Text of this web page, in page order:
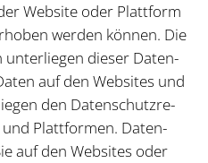
Web­site oder Platt­form
wer­den kön­nen. Die
un­ter­lie­gen die­ser Da­ten­
auf den Web­sites und
den Da­ten­schutz­re­
und Platt­for­men. Da­ten­
auf den Web­sites oder